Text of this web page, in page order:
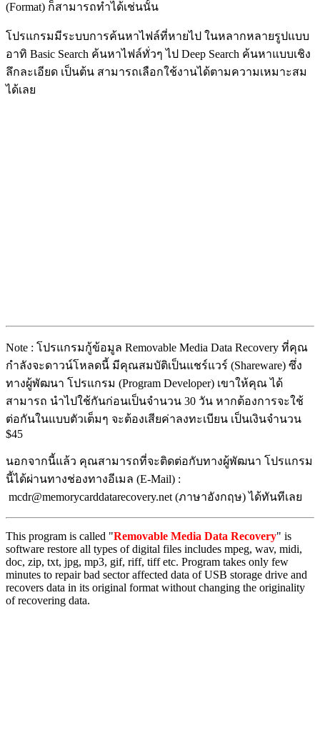
(Format) ก็สามารถทำได้เช่นนั้น
โปรแกรมมีระบบการค้นหาไฟล์ที่หายไป ในหลากหลายรูปแบบ
อาทิ Basic Search ค้นหาไฟล์ทั่วๆ ไป Deep Search ค้นหาแบบเชิง
ลึกละเอียด เป็นต้น สามารถเลือกใช้งานได้ตามความเหมาะสม
ได้เลย
Note : โปรแกรมกู้ข้อมูล Removable Media Data Recovery ที่คุณ
กำลังจะดาวน์โหลดนี้ มีคุณสมบัติเป็นแชร์แวร์ (Shareware) ซึ่ง
ทางผู้พัฒนา โปรแกรม (Program Developer) เขาให้คุณ ได้
สามารถ นำไปใช้กันก่อนเป็นจำนวน 30 วัน หากต้องการจะใช้
ต่อกันในแบบตัวเต็มๆ จะต้องเสียค่าลงทะเบียน เป็นเงินจำนวน
$45
นอกจากนี้แล้ว คุณสามารถที่จะติดต่อกับทางผู้พัฒนา โปรแกรม
นี้ได้ผ่านทางช่องทางอีเมล (E-Mail) :
mcdr@memorycarddatarecovery.net (ภาษาอังกฤษ) ได้ทันทีเลย
This program is called "Removable Media Data Recovery" is
software restore all types of digital files includes mpeg, wav, midi,
doc, zip, txt, jpg, mp3, gif, riff, tiff etc. Program takes only few
minutes to repair bad sector affected data of USB storage drive and
recovers data in its original format without changing the originality
of recovering data.